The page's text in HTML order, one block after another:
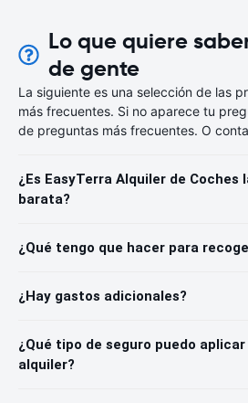
Lo que quiere
de gente
La siguiente es una selección de las
más frecuentes. Si no aparece tu
de preguntas más frecuentes. O
¿Es EasyTerra Alquiler de Coches
barata?
¿Qué tengo que hacer para
¿Hay gastos adicionales?
¿Qué tipo de seguro puedo
alquiler?